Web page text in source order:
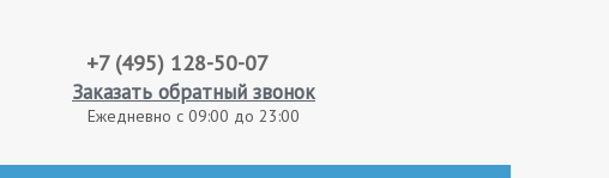
+7 (495) 128-50-07
Заказать обратный звонок
Ежедневно с 09:00 до 23:00